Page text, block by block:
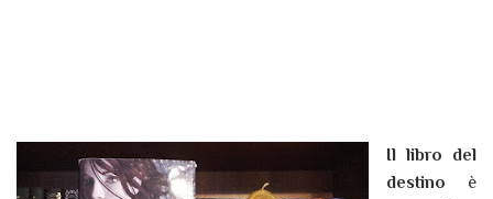
Il libro del
destino è